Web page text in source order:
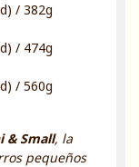
/ 382g
/ 474g
/ 560g
& Small, la
pequeños